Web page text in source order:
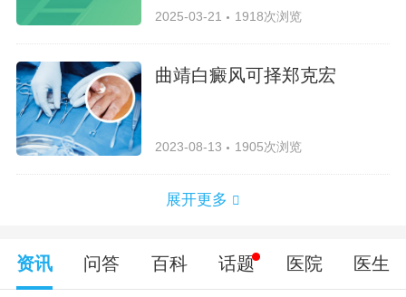
2025-03-21 1918次浏览
曲靖白癜风可择郑克宏
2023-08-13 1905次浏览
展开更多
资讯 问答 百科 话题 医院 医生